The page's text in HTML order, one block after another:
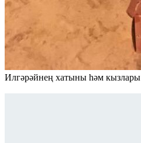
Илгәрәйнең хатыны һәм кызлары